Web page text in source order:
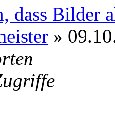
dass Bilder
»